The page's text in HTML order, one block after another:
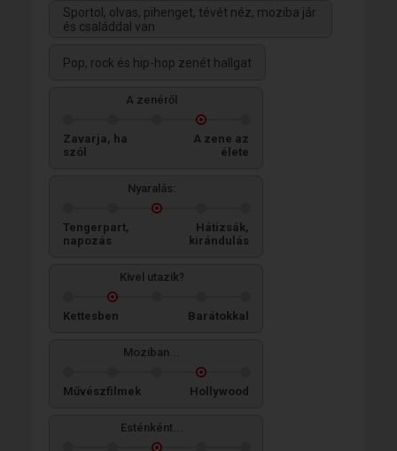
Sportol, olvas, pihenget, tévét néz, moziba jár
és családdal van
Pop, rock és hip-hop zenét hallgat
A zenéről
Zavarja, ha
szól
A zene az
élete
Nyaralás:
Tengerpart,
napozás
Hátizsák,
kirándulás
Kivel utazik?
Kettesben Barátokkal
Moziban...
Művészfilmek Hollywood
Esténként...